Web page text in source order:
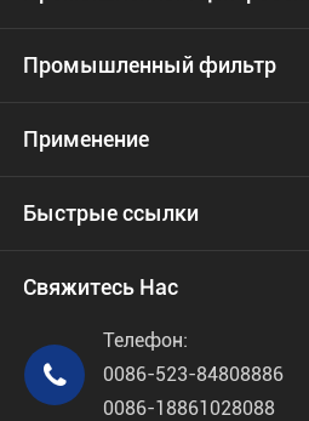
Промышленный фильтр
Применение
Быстрые ссылки
Свяжитесь Нас

Телефон:
0086-523-84808886
0086-18861028088